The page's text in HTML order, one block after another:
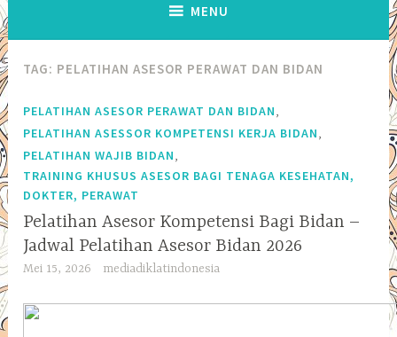
MENU
TAG: PELATIHAN ASESOR PERAWAT DAN BIDAN
PELATIHAN ASESOR PERAWAT DAN BIDAN
PELATIHAN ASESSOR KOMPETENSI KERJA BIDAN
PELATIHAN WAJIB BIDAN
TRAINING KHUSUS ASESOR BAGI TENAGA KESEHATAN,
DOKTER, PERAWAT
Pelatihan Asesor Kompetensi Bagi Bidan –
Jadwal Pelatihan Asesor Bidan 2026
Mei 15, 2026 mediadiklatindonesia